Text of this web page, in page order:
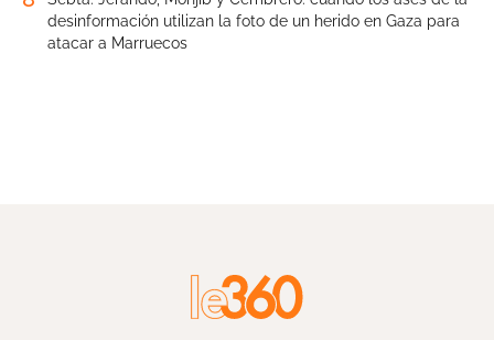
desinformación utilizan la foto de un herido en Gaza para
atacar a Marruecos